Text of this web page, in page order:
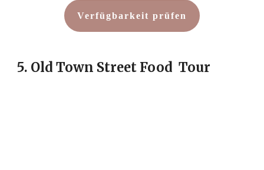
Verfügbarkeit prüfen
5. Old Town Street Food Tour